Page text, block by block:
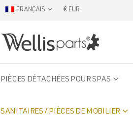
FRANÇAIS € EUR
PIÈCES DÉTACHÉES POUR SPAS
SANITAIRES / PIÈCES DE MOBILIER